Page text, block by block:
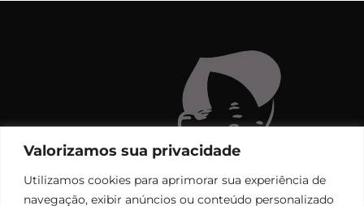
Valorizamos sua privacidade
Utilizamos cookies para aprimorar sua experiência de
navegação, exibir anúncios ou conteúdo personalizado